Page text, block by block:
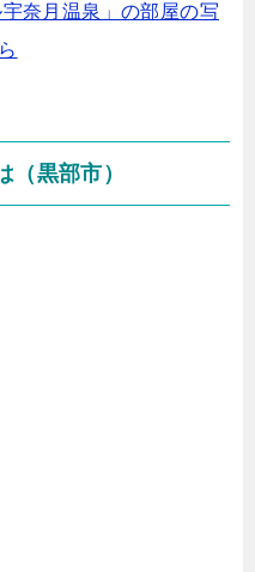
奈月温泉」の部屋の写
黒部市）